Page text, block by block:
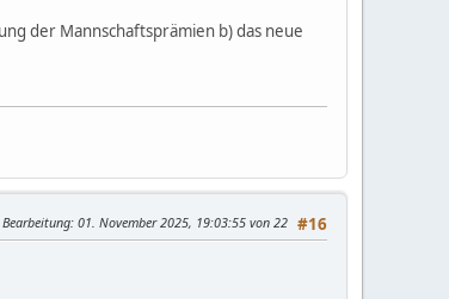
der Mannschaftsprämien b) das neue
#16
: 01. November 2025, 19:03:55 von 22